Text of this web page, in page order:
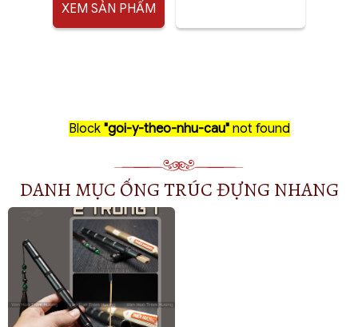
XEM SẢN PHẨM
Block "goi-y-theo-nhu-cau"not found
DANH MỤC ỐNG TRÚC ĐỰNG NHANG